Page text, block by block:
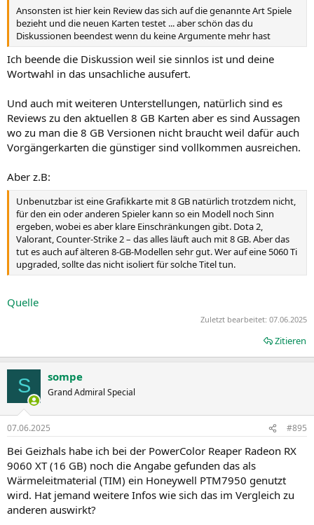
Ansonsten ist hier kein Review das sich auf die genannte Art Spiele
bezieht und die neuen Karten testet ... aber schön das du
Diskussionen beendest wenn du keine Argumente mehr hast
Ich beende die Diskussion weil sie sinnlos ist und deine
Wortwahl in das unsachliche ausufert.
Und auch mit weiteren Unterstellungen, natürlich sind es
Reviews zu den aktuellen 8 GB Karten aber es sind Aussagen
wo zu man die 8 GB Versionen nicht braucht weil dafür auch
Vorgängerkarten die günstiger sind vollkommen ausreichen.
Aber z.B:
Unbenutzbar ist eine Grafikkarte mit 8 GB natürlich trotzdem nicht,
für den ein oder anderen Spieler kann so ein Modell noch Sinn
ergeben, wobei es aber klare Einschränkungen gibt. Dota 2,
Valorant, Counter-Strike 2 – das alles läuft auch mit 8 GB. Aber das
tut es auch auf älteren 8-GB-Modellen sehr gut. Wer auf eine 5060 Ti
upgraded, sollte das nicht isoliert für solche Titel tun.
Quelle
Zuletzt bearbeitet: 07.06.2025
Zitieren
S sompe
Grand Admiral Special
07.06.2025 #895
Bei Geizhals habe ich bei der PowerColor Reaper Radeon RX
9060 XT (16 GB) noch die Angabe gefunden das als
Wärmeleitmaterial (TIM) ein Honeywell PTM7950 genutzt
wird. Hat jemand weitere Infos wie sich das im Vergleich zu
anderen auswirkt?